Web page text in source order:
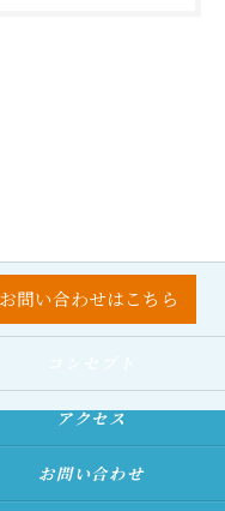
お問い合わせはこちら
アクセス
お問い合わせ